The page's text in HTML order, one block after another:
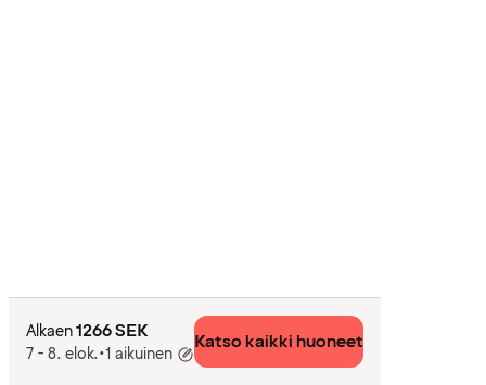
Alkaen1266 SEK
7 - 8. elok.•1 aikuinen
Katso kaikki huoneet